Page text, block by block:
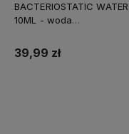
BACTERIOSTATIC WATER
10ML - woda
39,99 zł